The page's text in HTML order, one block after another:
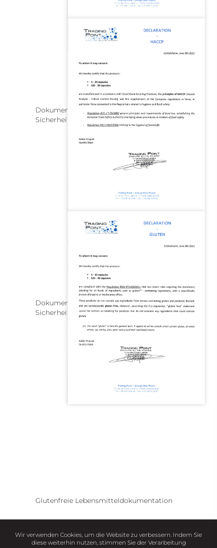
Wir verwenden Cookies, um die Website zu verbessern. Indem Sie
diese weiterhin nutzen, stimmen Sie der Verarbeitung
Dokument zur Einhaltung internationaler
Sicherheitsstandards
Dokument zur Einhaltung internationaler
Sicherheitsstandards
Glutenfreie Lebensmitteldokumentation